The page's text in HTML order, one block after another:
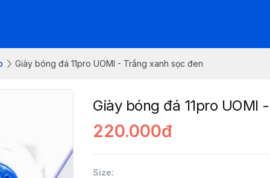
Giày bóng đá 11pro UOMI - Trắng xanh sọc đen
Giày bóng đá 11pro UOMI
220.000đ
Size: